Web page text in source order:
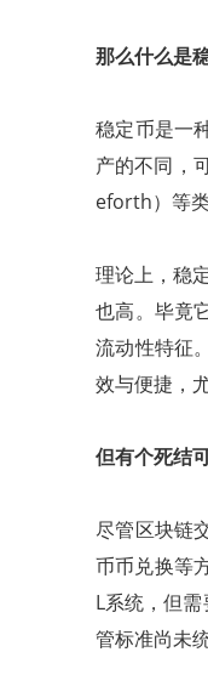
那么什么是
稳定币是一
产的不同，
eforth）等类
理论上，稳
也高。毕竟
流动性特征
效与便捷，
但有个死结
尽管区块链
币币兑换等
L系统，但
管标准尚未